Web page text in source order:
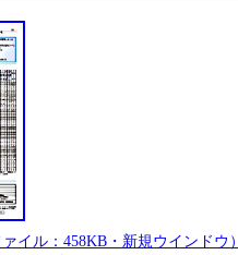
イル：458KB・新規ウインドウ）